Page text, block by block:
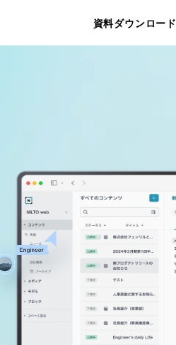
資料ダウンロード